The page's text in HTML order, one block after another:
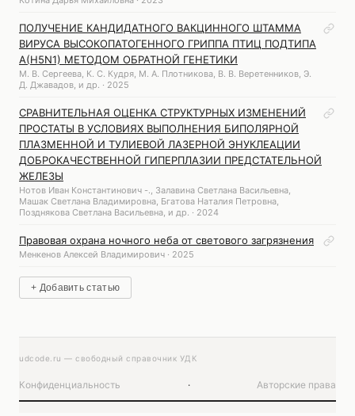
ПОЛУЧЕНИЕ КАНДИДАТНОГО ВАКЦИННОГО ШТАММА
ВИРУСА ВЫСОКОПАТОГЕННОГО ГРИППА ПТИЦ ПОДТИПА
A(H5N1) МЕТОДОМ ОБРАТНОЙ ГЕНЕТИКИ
М. В. Сергеева, К. С. Кудря, М. А. Плотникова, В. В. Веретенников, Э.
Д. Джавадов, и др. · 2025
СРАВНИТЕЛЬНАЯ ОЦЕНКА СТРУКТУРНЫХ ИЗМЕНЕНИЙ
ПРОСТАТЫ В УСЛОВИЯХ ВЫПОЛНЕНИЯ БИПОЛЯРНОЙ
ПЛАЗМЕННОЙ И ТУЛИЕВОЙ ЛАЗЕРНОЙ ЭНУКЛЕАЦИИ
ДОБРОКАЧЕСТВЕННОЙ ГИПЕРПЛАЗИИ ПРЕДСТАТЕЛЬНОЙ
ЖЕЛЕЗЫ
Нотов Иван Константинович -., Залавина Светлана Васильевна,
Машак Светлана Владимировна, Бгатова Наталия Петровна,
Позднякова Светлана Васильевна, и др. · 2024
Правовая охрана ночного неба от светового загрязнения
Менкенов Алексей Владимирович · 2025
+ Добавить статью
udcode.ru — свободный справочник УДК
Конфиденциальность · Авторские права